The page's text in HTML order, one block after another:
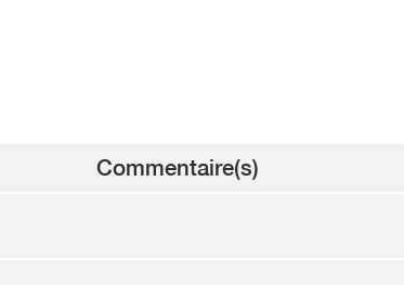
Commentaire(s)